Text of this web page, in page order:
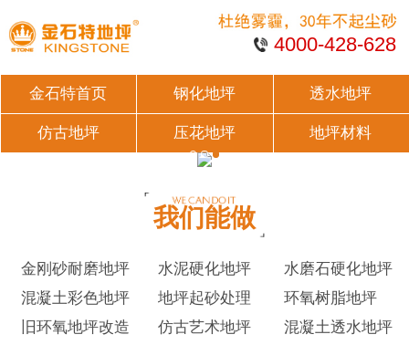
4000-428-628
金石特首页 钢化地坪 透水地坪
仿古地坪 压花地坪 地坪材料
我们能做
金刚砂耐磨地坪 水泥硬化地坪
水磨石硬化地坪
混凝土彩色地坪
地坪起砂处理
环氧树脂地坪
旧环氧地坪改造
仿古艺术地坪 混凝土透水地坪